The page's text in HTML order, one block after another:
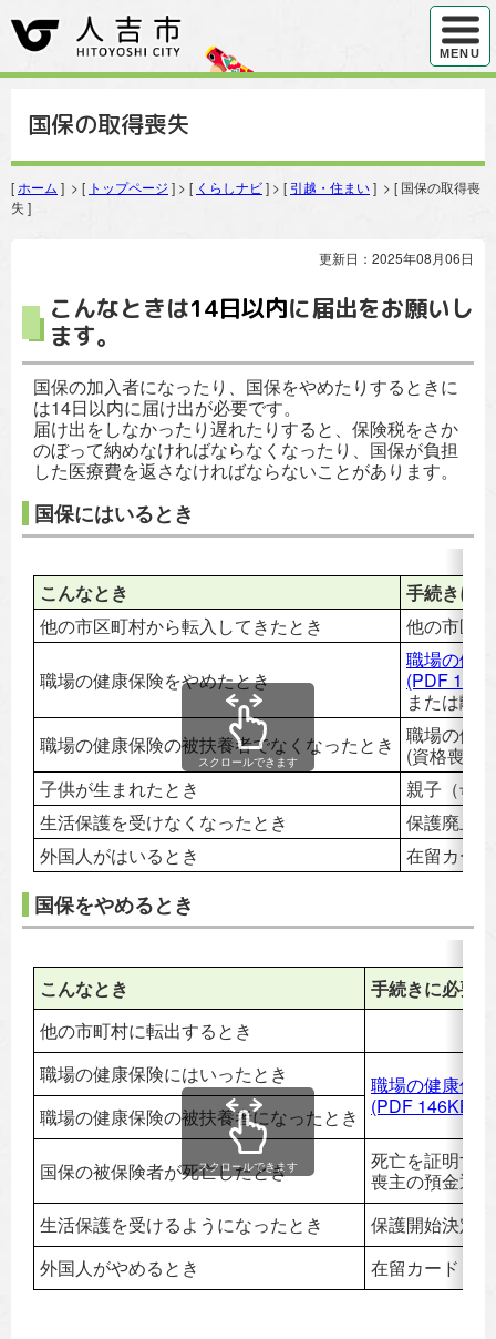
ハンバ
MENU
国保の取得喪失
[ ホーム ] > [ トップページ ] > [ くらしナビ] > [ 引越・住まい] > [ 国保の取得喪
失 ]
更新日：2025年08月06日
こんなときは14日以内に届出をお願いし
ます。
国保の加入者になったり、国保をやめたりするときに
は14日以内に届け出が必要です。
届け出をしなかったり遅れたりすると、保険税をさか
のぼって納めなければならなくなったり、国保が負担
した医療費を返さなければならないことがあります。
国保にはいるとき
こんなとき
手続きに
他の市区町村から転入してきたとき
他の市区
職場の健康保険をやめたとき
職場の健
(PDF
または離
職場の健康保険の被扶養者でなくなったとき
職場の健
(資格喪失
子供が生まれたとき
親子（母
生活保護を受けなくなったとき
保護廃止
外国人がはいるとき
在留カード
スクロールできます
国保をやめるとき
こんなとき
手続きに必要
他の市町村に転出するとき
職場の健康保険にはいったとき
職場の健康保
(PDF 146KB)
職場の健康保険の被扶養者になったとき
国保の被保険者が死亡したとき
死亡を証明す
喪主の預金通帳
生活保護を受けるようになったとき
保護開始決定
外国人がやめるとき
在留カード
スクロールできます